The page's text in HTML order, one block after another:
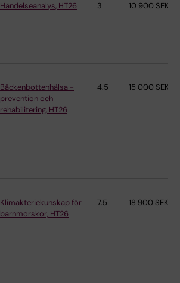
Händelseanalys, HT26 3 10 900 SEK
Bäckenbottenhälsa -
prevention och
rehabilitering, HT26
4.5 15 000 SEK
Klimakteriekunskap för
barnmorskor, HT26
7.5 18 900 SEK